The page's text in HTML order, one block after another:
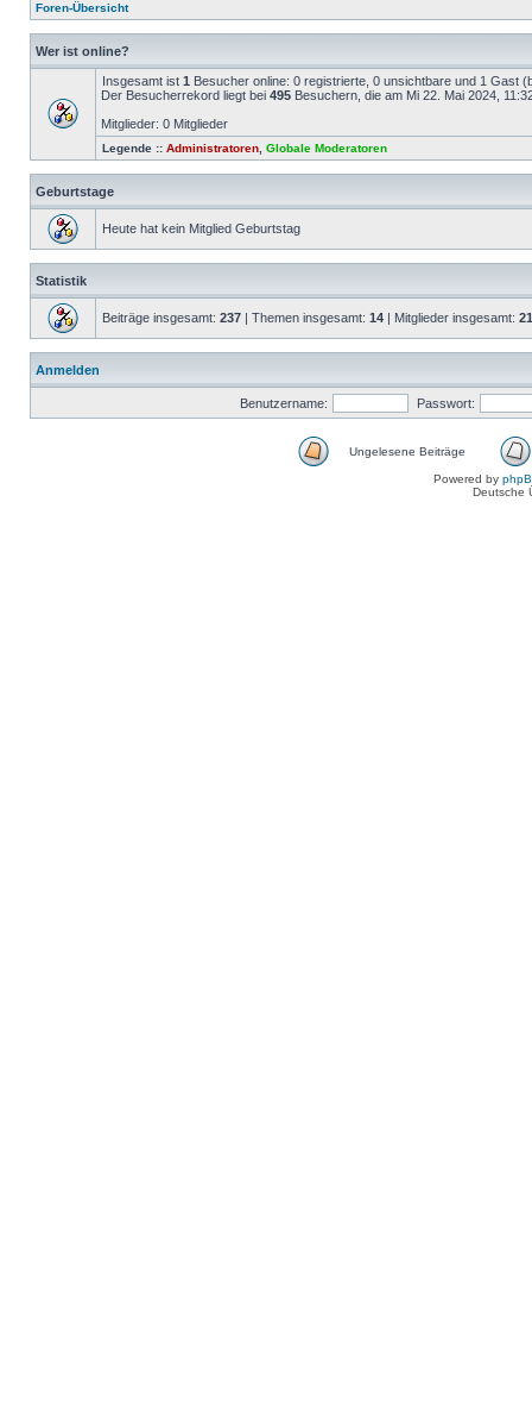
Foren-Übersicht
Wer ist online?
Insgesamt ist 1 Besucher online: 0 registrierte, 0 unsichtbare und 1 Gast
Der Besucherrekord liegt bei 495 Besuchern, die am Mi 22. Mai 2024,
Mitglieder: 0 Mitglieder
Legende :: Administratoren Globale Moderatoren
Geburtstage
Heute hat kein Mitglied Geburtstag
Statistik
Beiträge insgesamt: 237 | Themen insgesamt: 14 | Mitglieder insgesamt: 21
Anmelden
Benutzername: Passwort:
Ungelesene Beiträge
Powered by
Deutsche